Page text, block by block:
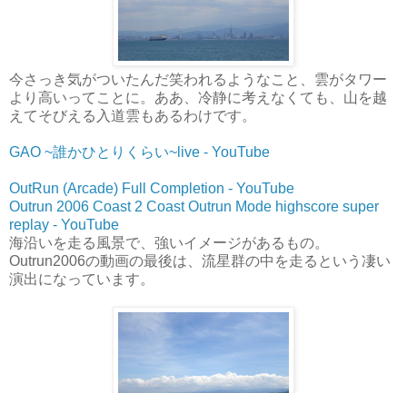
今さっき気がついたんだ笑われるようなこと、雲がタワー
より高いってことに。ああ、冷静に考えなくても、山を越
えてそびえる入道雲もあるわけです。
GAO ~誰かひとりくらい~live - YouTube
OutRun (Arcade) Full Completion - YouTube
Outrun 2006 Coast 2 Coast Outrun Mode highscore super
replay - YouTube
海沿いを走る風景で、強いイメージがあるもの。
Outrun2006の動画の最後は、流星群の中を走るという凄い
演出になっています。